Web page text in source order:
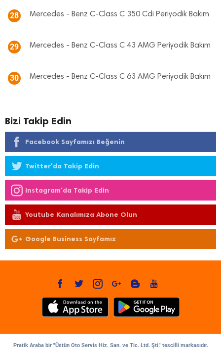
28 Mercedes - Benz C-Class C 350 Cdi Periyodik Bakım
29 Mercedes - Benz C-Class C 43 AMG Periyodik Bakım
30 Mercedes - Benz C-Class C 63 AMG Periyodik Bakım
Bizi Takip Edin
Facebook Sayfamızı Beğenin
Twitter'da Takip Edin
Instagram'da Takip Edin
Youtube Kanalımıza Abone Olun
Google Business Sayfamız
Pratik Araba bir "Üstün Oto Servis Hiz. San. ve Tic. Ltd. Şti." tescilli markasıdır.